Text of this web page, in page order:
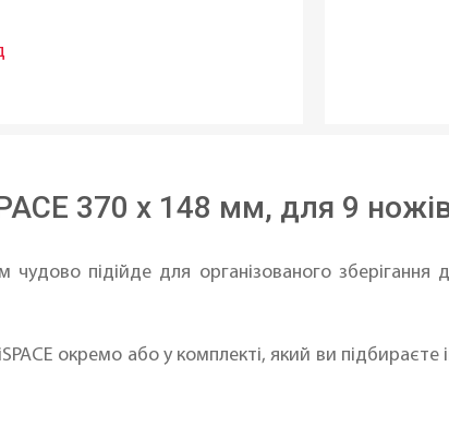
370 x 148 мм, для 9
чудово підійде для організованого
окремо або у комплекті, який ви підбираєте